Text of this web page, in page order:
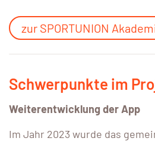
zur SPORTUNION
Schwerpunkte im
Weiterentwicklung der App
Im Jahr 2023 wurde das